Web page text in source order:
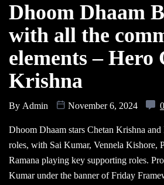
Dhoom Dhaam
with all the
elements – Hero
Krishna
By Admin November 6, 2024
Dhoom Dhaam stars Chetan Krishna and
roles, with Sai Kumar, Vennela Kishore,
Ramana playing key supporting roles.
Kumar under the banner of Friday